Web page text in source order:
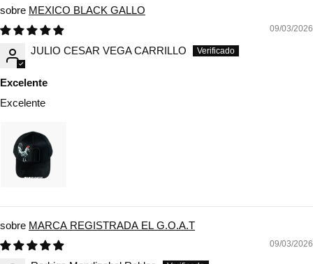
MEXICO BLACK GALLO
09/03/2026
JULIO CESAR VEGA CARRILLO
Excelente
Excelente
MARCA REGISTRADA EL G.O.A.T
09/03/2026